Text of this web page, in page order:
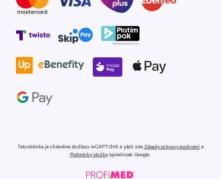
Tato stránka je chráněna službou reCAPTCHA a platí zde Zásady ochrany soukromí a
Podmínky službyspolečnosti Google.